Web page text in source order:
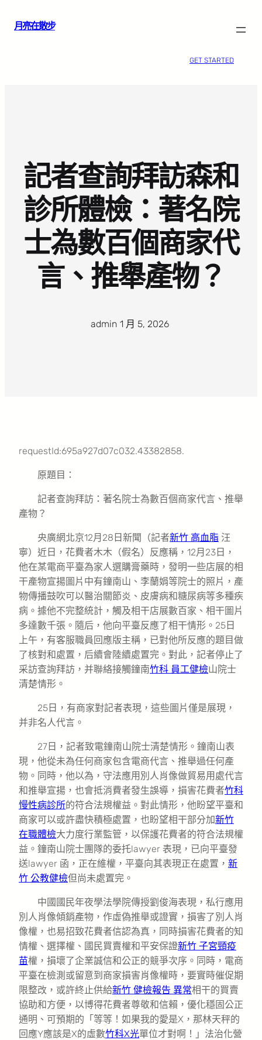
月亮在散步
GET STARTED
記者查詢拜訪森和
診所體檢：著名院
士為數百個商家代
言、推舉產物？
admin· 1 月 5, 2026·
requestId:695a927d07c032.43382858.
原題目：
記者查詢拜訪：著名院士為數百個商家代言、推舉
產物？
央廣網北京12月28日新聞（記者新竹 高血脂 汪
寧）近日，花費者木木（假名）反應稱，12月23日，
他在某電商平臺為家人選購膏藥時，發明一些店展的相
干產物宣揚圖片中有鐘南山、李蘭娟等院士的照片，產
物傳播鼓吹可以醫治關節炎、皮膚病和糖尿病等多種疾
病。據他不完整統計，觸及相干店展數百家、相干圖片
多達數千張。隨后，他向平臺反應了相干情形。25日
上午，有客服職員回應版主稱，已對他所反應的題目做
了核對和處置，后續會陸續處置完。對此，記者停止了
采訪查詢拜訪，并聯絡接觸鐘南竹科 員工健檢山院士
清楚情形。
25日，有商家對記者表現，這些圖片僅是展現，
并非名人代言。
27日，記者致電鐘南山院士清楚情形。鐘南山表
現，他從未為任何商家包含電商代言、推舉過任何產
物。同時，他以為，守法應用別人肖像做貿易用處代言
和推舉宣揚，也會抵消費者發生誤導，損害花費者竹科
慢性病診所的符合法規權益。對此情形，他盼望平臺和
商家可以或許盡快積極處置，也盼望相干部分加新竹
在職體檢大力度行業監管，以保護花費者的符合法規權
益。鐘南山院士團隊的委托lawyer 表現，已向平臺發
送lawyer 函，正在維權，平臺向其表現正在處置， 新
竹 公教健檢但尚未處置完。
中國國民年夜學法學院傳授劉俊海表現，私行應用
別人肖像傾銷產物，作虛偽推舉或證實，損害了別人肖
像權，也易招致花費者信認為真，同時損害花費者的知
情權、選擇權、國民買賣權和平安保證新竹 子宮頸疫
苗權，損壞了企業誠信和公正的競爭次序。同時，電商
平臺在檢測或留意到商家損害肖像權時，要實時催促期
限整改，或許終止供給新竹 健檢報告 異常相干的買賣
協助和方便，以博得花費者尊敬和信賴，優化穩固公正
通明、可預期的「等等！如果我的愛是X，那林天秤的
回應Y應該是X的虛數竹科X光單位才對啊！」法治化營